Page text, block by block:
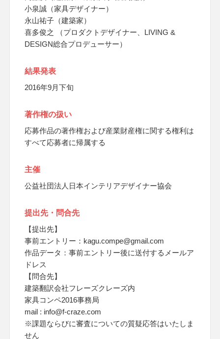
小泉誠（家具デザイナー）
永山祐子（建築家）
喜多俊之 （プロダクトデザイナー、LIVING &
DESIGN総合プロデューサー）
結果発表
2016年9月下旬
著作権の扱い
応募作品の著作権および産業財産権に関する権利は
すべて応募者に帰属する
主催
公益社団法人日本インテリアデザイナー協会
提出先・問合先
【提出先】
事前エントリー：kagu.compe@gmail.com
作品データ：事前エントリー後に送付するメールア
ドレス
【問合先】
建築翻訳会社フレーズクレーズ内
家具コンペ2016事務局
mail : info@f-craze.com
※課題ならびに審査についての質疑応答はいたしま
せん